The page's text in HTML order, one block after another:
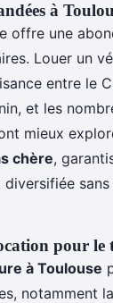
à
offre une
Louer un
entre le
et les
mieux
chère,
pour le
à Toulouse
notamment la